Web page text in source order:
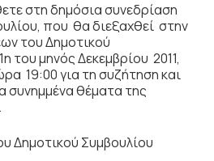
στη δημόσια συνεδρίαση
που θα διεξαχθεί στην
του Δημοτικού
του μηνός Δεκεμβρίου 2011,
19:00 για τη συζήτηση και
θέματα της
Δημοτικού Συμβουλίου